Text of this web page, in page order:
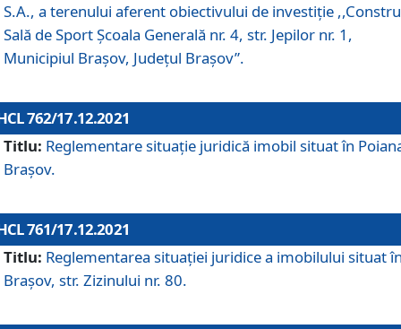
S.A., a terenului aferent obiectivului de investiție
Sală de Sport Școala Generală nr. 4, str. Jepilor nr. 1,
Municipiul Brașov, Județul Brașov”.
762/17.12.2021
Titlu: Reglementare situație juridică imobil situat în
Brașov.
761/17.12.2021
Titlu: Reglementarea situației juridice a imobilului situat
Brașov, str. Zizinului nr. 80.